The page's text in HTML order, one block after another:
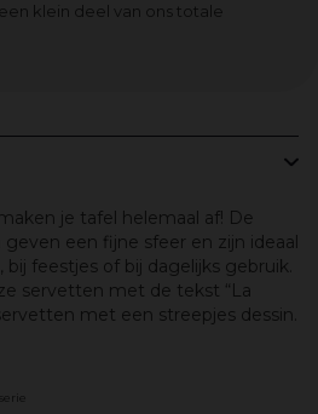
klein deel van ons totale
je tafel helemaal af! De
een fijne sfeer en zijn ideaal
feestjes of bij dagelijks gebruik.
servetten met de tekst “La
met een streepjes dessin.